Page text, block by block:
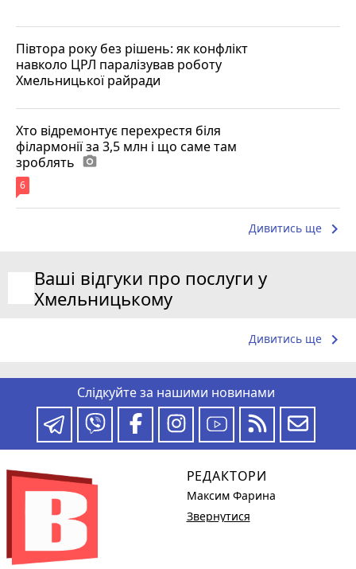
Півтора року без рішень: як конфлікт
навколо ЦРЛ паралізував роботу
Хмельницької райради
Хто відремонтує перехрестя біля
філармонії за 3,5 млн і що саме там
зроблять photo_camera
6
Дивитись ще keyboard_arrow_right
Ваші відгуки про послуги у
Хмельницькому
Дивитись ще keyboard_arrow_right
Слідкуйте за нашими новинами
РЕДАКТОРИ
Максим Фарина
Звернутися